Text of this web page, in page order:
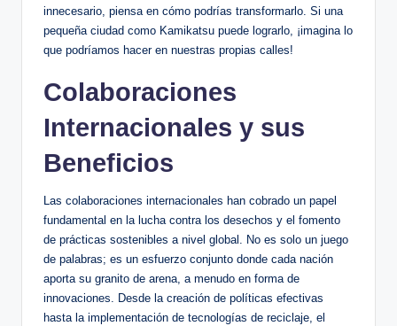
innecesario, piensa en cómo podrías transformarlo. Si una
pequeña ciudad como Kamikatsu puede lograrlo, ¡imagina lo
que podríamos hacer en nuestras propias calles!
Colaboraciones
Internacionales y sus
Beneficios
Las colaboraciones internacionales han cobrado un papel
fundamental en la lucha contra los desechos y el fomento
de prácticas sostenibles a nivel global. No es solo un juego
de palabras; es un esfuerzo conjunto donde cada nación
aporta su granito de arena, a menudo en forma de
innovaciones. Desde la creación de políticas efectivas
hasta la implementación de tecnologías de reciclaje, el